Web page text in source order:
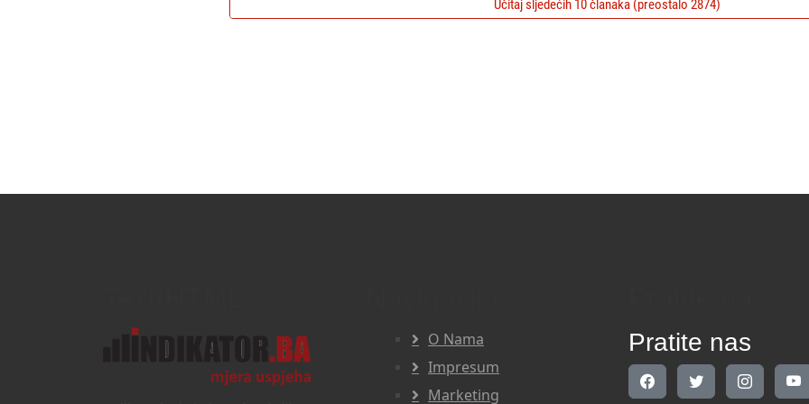
Učitaj sljedećih 10 članaka (preostalo 2874)
O Nama
Impresum
Marketing
Pratite nas